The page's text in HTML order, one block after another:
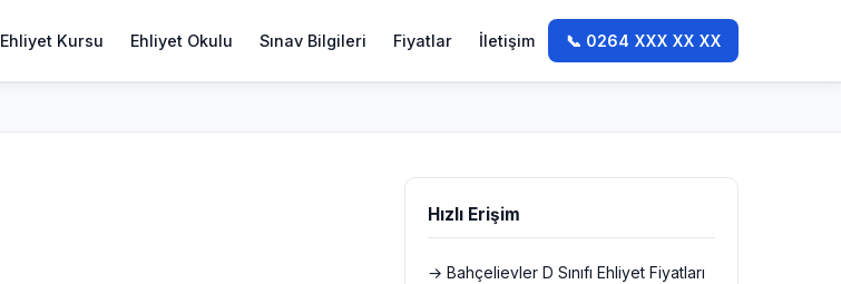
Ehliyet Kursu Ehliyet Okulu Sınav Bilgileri Fiyatlar İletişim 📞 0264 XXX XX XX
Hızlı Erişim
→ Bahçelievler D Sınıfı Ehliyet Fiyatları